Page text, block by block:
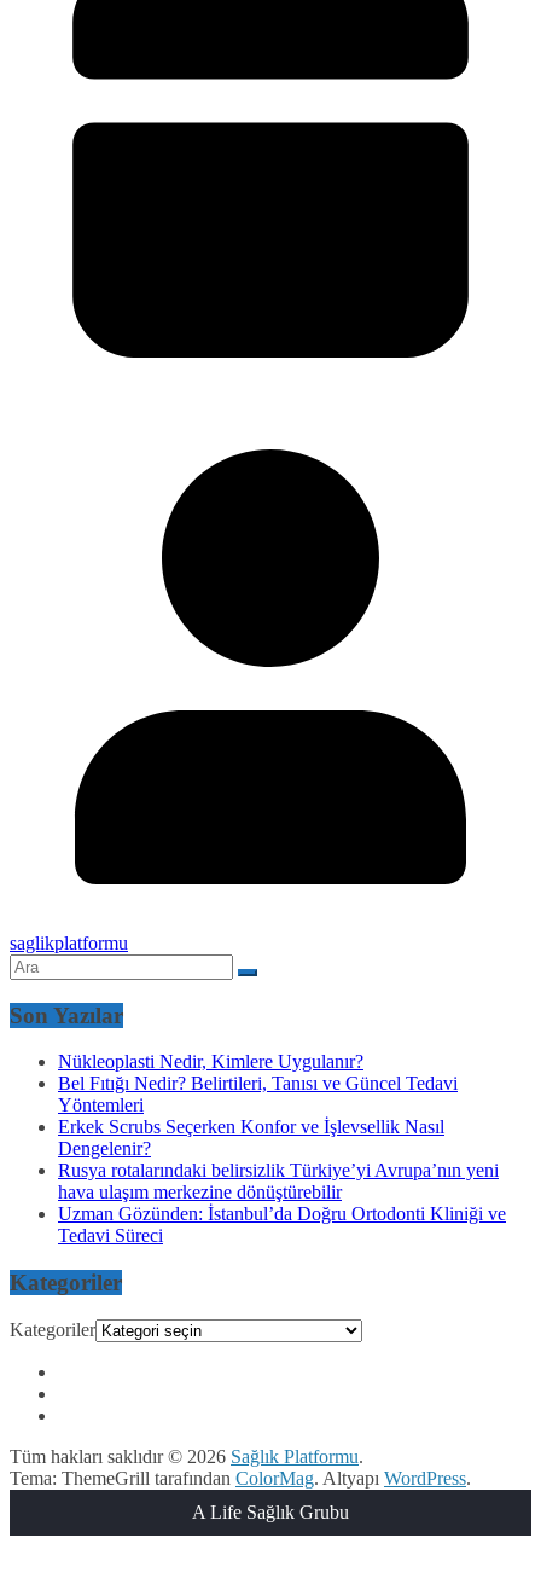
saglikplatformu
Son Yazılar
Nükleoplasti Nedir, Kimlere Uygulanır?
Bel Fıtığı Nedir? Belirtileri, Tanısı ve Güncel Tedavi
Yöntemleri
Erkek Scrubs Seçerken Konfor ve İşlevsellik Nasıl
Dengelenir?
Rusya rotalarındaki belirsizlik Türkiye’yi Avrupa’nın yeni
hava ulaşım merkezine dönüştürebilir
Uzman Gözünden: İstanbul’da Doğru Ortodonti Kliniği ve
Tedavi Süreci
Kategoriler
Kategoriler
Tüm hakları saklıdır © 2026 Sağlık Platformu.
Tema: ThemeGrill tarafından ColorMag. Altyapı WordPress.
A Life Sağlık Grubu